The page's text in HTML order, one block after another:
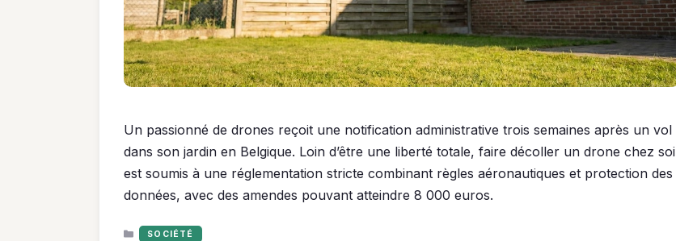
Un passionné de drones reçoit une notification administrative trois semaines après un vol
dans son jardin en Belgique. Loin d’être une liberté totale, faire décoller un drone chez soi
est soumis à une réglementation stricte combinant règles aéronautiques et protection des
données, avec des amendes pouvant atteindre 8 000 euros.
CATÉGORIES
SOCIÉTÉ